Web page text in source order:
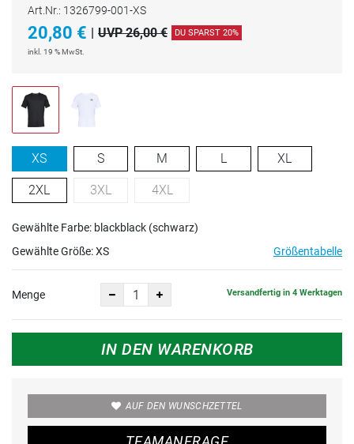
Art.Nr.: 1326799-001-XS
20,80 € | UVP 26,00 € DU SPARST 20%
inkl. 19 % MwSt.
XS S M L XL
2XL 3XL 4XL
Gewählte Farbe: blackblack (schwarz)
Gewählte Größe:XS Größentabelle
Menge Versandfertig in 4 Werktagen
IN DEN WARENKORB
AUF DEN WUNSCHZETTEL